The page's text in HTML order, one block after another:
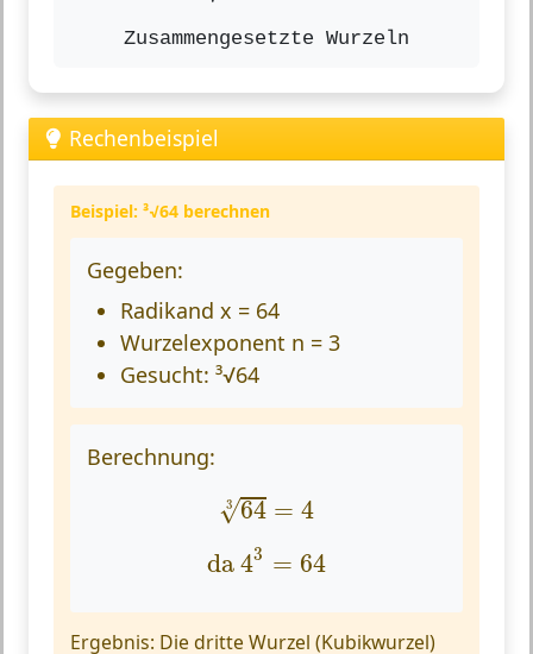
Zusammengesetzte Wurzeln
Rechenbeispiel
Beispiel: ³√64 berechnen
Gegeben:
Radikand x = 64
Wurzelexponent n = 3
Gesucht: ³√64
Berechnung:
3
√64 = 4
643
da 43 = 64
da4 64
Ergebnis: Die dritte Wurzel (Kubikwurzel)